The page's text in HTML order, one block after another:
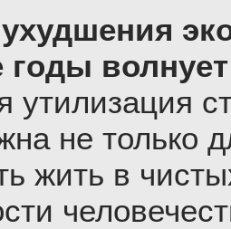
годы
утилизация
не только
жить в